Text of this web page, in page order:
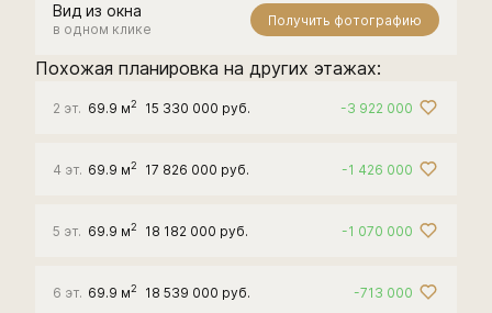
Вид из окна
в одном клике
Получить фотографию
Похожая планировка на других этажах:
2 эт. 69.9 м2 15 330 000 руб. -3 922 000
4 эт. 69.9 м2 17 826 000 руб. -1 426 000
5 эт. 69.9 м2 18 182 000 руб. -1 070 000
6 эт. 69.9 м2 18 539 000 руб. -713 000